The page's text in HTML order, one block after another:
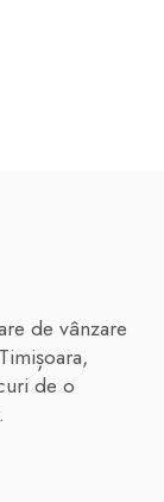
de vânzare
de o